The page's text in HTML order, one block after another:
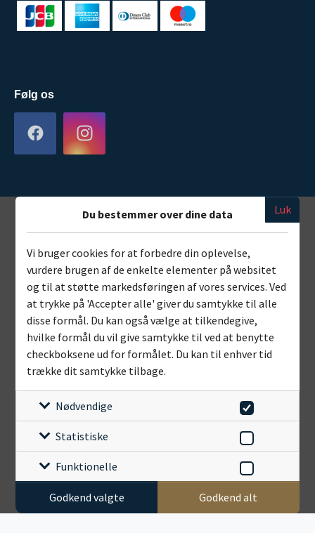
Følg os
Luk
Du bestemmer over dine data
Vi bruger cookies for at forbedre din oplevelse,
vurdere brugen af de enkelte elementer på websitet
og til at støtte markedsføringen af vores services. Ved
at trykke på 'Accepter alle' giver du samtykke til alle
disse formål. Du kan også vælge at tilkendegive,
hvilke formål du vil give samtykke til ved at benytte
checkboksene ud for formålet. Du kan til enhver tid
trække dit samtykke tilbage.
Nødvendige
Statistiske
Funktionelle
Godkend alt
Godkend valgte